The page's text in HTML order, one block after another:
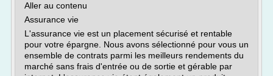
Aller au contenu
Assurance vie
L'assurance vie est un placement sécurisé et rentable
pour votre épargne. Nous avons sélectionné pour vous un
ensemble de contrats parmi les meilleurs rendements du
marché sans frais d'entrée ou de sortie et gérable par